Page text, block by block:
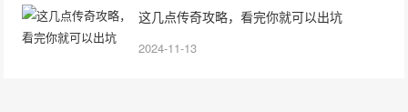
这几点传奇攻略，看完你就可以出坑
2024-11-13